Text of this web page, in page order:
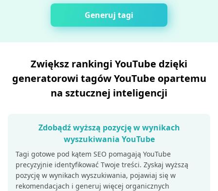
Generuj tagi
Zwiększ rankingi YouTube dzięki
generatorowi tagów YouTube opartemu
na sztucznej inteligencji
Zdobądź wyższą pozycję w wynikach
wyszukiwania YouTube
Tagi gotowe pod kątem SEO pomagają YouTube
precyzyjnie identyfikować Twoje treści. Zyskaj wyższą
pozycję w wynikach wyszukiwania, pojawiaj się w
rekomendacjach i generuj więcej organicznych